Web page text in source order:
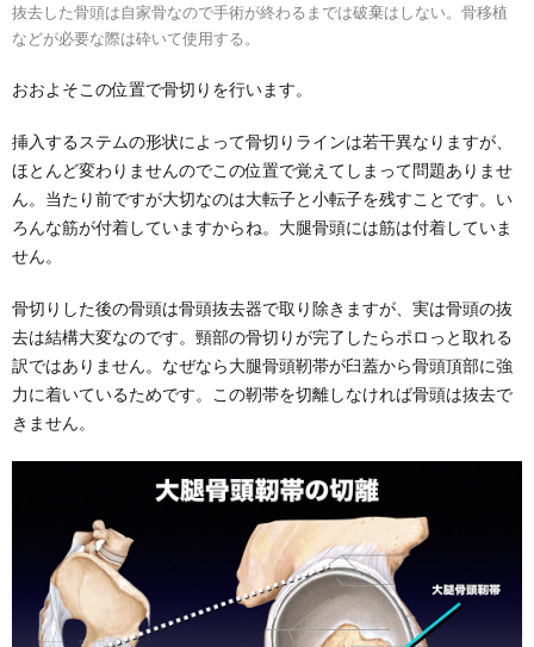
抜去した骨頭は自家骨なので手術が終わるまでは破棄はしない。骨移植
などが必要な際は砕いて使用する。
おおよそこの位置で骨切りを行います。
挿入するステムの形状によって骨切りラインは若干異なりますが、
ほとんど変わりませんのでこの位置で覚えてしまって問題ありませ
ん。当たり前ですが大切なのは大転子と小転子を残すことです。い
ろんな筋が付着していますからね。大腿骨頭には筋は付着していま
せん。
骨切りした後の骨頭は骨頭抜去器で取り除きますが、実は骨頭の抜
去は結構大変なのです。頸部の骨切りが完了したらポロっと取れる
訳ではありません。なぜなら大腿骨頭靭帯が臼蓋から骨頭頂部に強
力に着いているためです。この靭帯を切離しなければ骨頭は抜去で
きません。